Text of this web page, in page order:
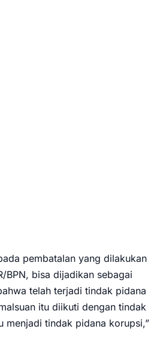
pembatalan yang dilakukan
BPN, bisa dijadikan sebagai
telah terjadi tindak pidana
itu diikuti dengan tindak
menjadi tindak pidana korupsi,”